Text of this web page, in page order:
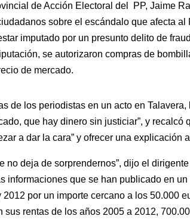
de Acción Electoral del PP, Jaime
sobre el escándalo que afecta
imputado por un presunto delito de
se autorizaron compras de
de mercado.
de los periodistas en un acto en
que hay dinero sin justiciar”, y
a dar la cara” y ofrecer una explicación
no deja de sorprendernos”, dijo el
informaciones que se han publicado en
2012 por un importe cercano a los 50.000
sus rentas de los años 2005 a 2012,